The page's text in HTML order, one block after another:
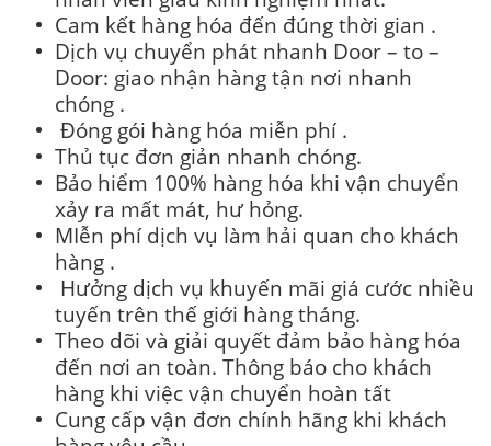
Cam kết hàng hóa đến đúng thời gian .
Dịch vụ chuyển phát nhanh Door – to –
Door: giao nhận hàng tận nơi nhanh
chóng .
Đóng gói hàng hóa miễn phí .
Thủ tục đơn giản nhanh chóng.
Bảo hiểm 100% hàng hóa khi vận chuyển
xảy ra mất mát, hư hỏng.
MIễn phí dịch vụ làm hải quan cho khách
hàng .
Hưởng dịch vụ khuyến mãi giá cước nhiều
tuyến trên thế giới hàng tháng.
Theo dõi và giải quyết đảm bảo hàng hóa
đến nơi an toàn. Thông báo cho khách
hàng khi việc vận chuyển hoàn tất
Cung cấp vận đơn chính hãng khi khách